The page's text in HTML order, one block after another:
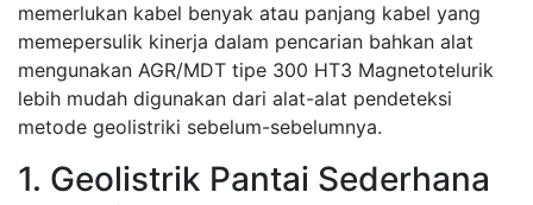
memerlukan kabel benyak atau panjang kabel yang
memepersulik kinerja dalam pencarian bahkan alat
mengunakan AGR/MDT tipe 300 HT3 Magnetotelurik
lebih mudah digunakan dari alat-alat pendeteksi
metode geolistriki sebelum-sebelumnya.
1. Geolistrik Pantai Sederhana